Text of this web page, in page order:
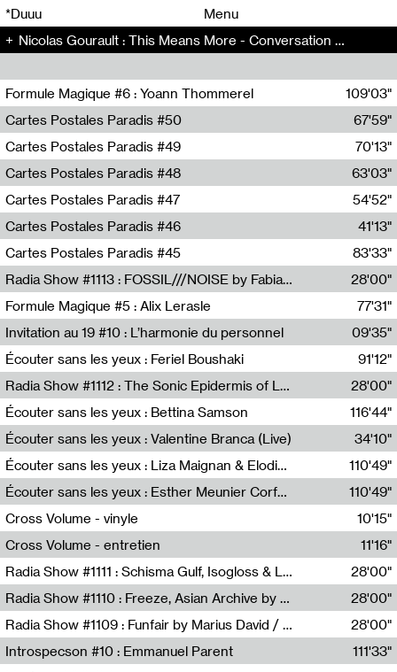
*Duuu
Menu
Nicolas Gourault : This Means More - Conversation (150)
Formule Magique #6 : Yoann Thommerel
Nathalie Lacroix,Yoann Thommerel
109'03"
Cartes Postales Paradis #50
Zoé Leroux
67'59"
Cartes Postales Paradis #49
Aurore Portales
70'13"
Cartes Postales Paradis #48
Mathias Dupaquier
63'03"
Cartes Postales Paradis #47
Raymond Engramer
54'52"
Cartes Postales Paradis #46
Sarah Banville
41'13"
Cartes Postales Paradis #45
Mateo Cuin
83'33"
Radia Show #1113 : FOSSIL///NOISE by Fabiana Gibim / Wave Farm
Wave Farm
28'00"
Formule Magique #5 : Alix Lerasle
Nathalie Lacroix
77'31"
Invitation au 19 #10 : L’harmonie du personnel
19, CRAC
09'35"
Écouter sans les yeux : Feriel Boushaki
Feriel Boushaki
91'12"
Radia Show #1112 : The Sonic Epidermis of Lake Léman by Paul Courlet / Guest Slot
28'00"
Écouter sans les yeux : Bettina Samson
Bettina Samson
116'44"
Écouter sans les yeux : Valentine Branca (Live)
Valentine Branca
34'10"
Écouter sans les yeux : Liza Maignan & Elodie Lecat
Liza Maignan,Elodie Lecat
110'49"
Écouter sans les yeux : Esther Meunier Corfdyr
Esther Meunier Corfdyr
110'49"
Cross Volume - vinyle
10'15"
Cross Volume - entretien
11'16"
Radia Show #1111 : Schisma Gulf, Isogloss & Lament For The Old Clock By Harvey Young / Resonance
Resonance
28'00"
Radia Show #1110 : Freeze, Asian Archive by Avita Maheen / Radio Worm
Radio WORM
28'00"
Radia Show #1109 : Funfair by Marius David / JET FM
Jet FM
28'00"
Introspecson #10 : Emmanuel Parent
111'33"
00 00
00 00